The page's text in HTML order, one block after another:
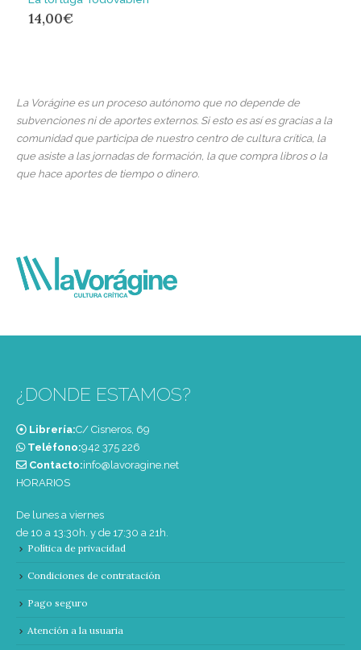
14,00€
La Vorágine es un proceso autónomo que no depende de
subvenciones ni de aportes externos. Si esto es así es gracias a la
comunidad que participa de nuestro centro de cultura crítica, la
que asiste a las jornadas de formación, la que compra libros o la
que hace aportes de tiempo o dinero.
¿DONDE ESTAMOS?
Librería:C/ Cisneros, 69
Teléfono:‭942 375 226‬
Contacto:info@lavoragine.net
HORARIOS
De lunes a viernes
de 10 a 13:30h. y de 17:30 a 21h.
Política de privacidad
Condiciones de contratación
Pago seguro
Atención a la usuaria